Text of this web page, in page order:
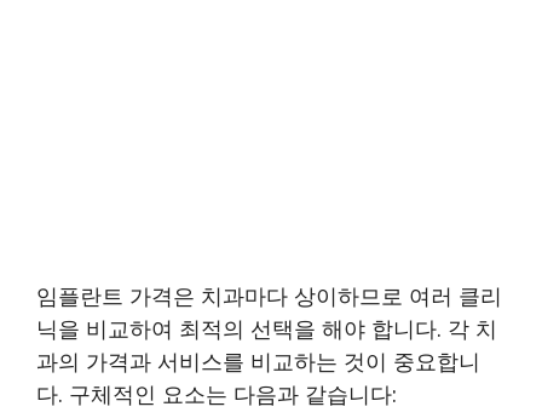
임플란트 가격은 치과마다 상이하므로 여러 클리
닉을 비교하여 최적의 선택을 해야 합니다. 각 치
과의 가격과 서비스를 비교하는 것이 중요합니
다. 구체적인 요소는 다음과 같습니다: